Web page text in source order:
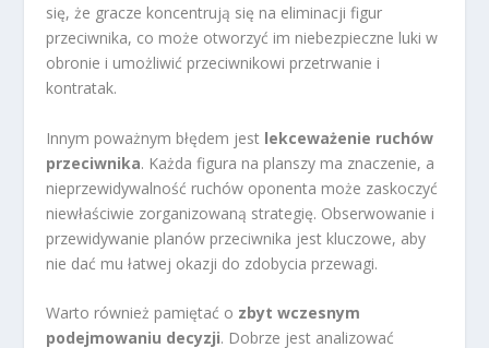
się, że gracze koncentrują się na eliminacji figur
przeciwnika, co może otworzyć im niebezpieczne luki w
obronie i umożliwić przeciwnikowi przetrwanie i
kontratak.
Innym poważnym błędem jest lekceważenie ruchów
przeciwnika. Każda figura na planszy ma znaczenie, a
nieprzewidywalność ruchów oponenta może zaskoczyć
niewłaściwie zorganizowaną strategię. Obserwowanie i
przewidywanie planów przeciwnika jest kluczowe, aby
nie dać mu łatwej okazji do zdobycia przewagi.
Warto również pamiętać o zbyt wczesnym
podejmowaniu decyzji. Dobrze jest analizować